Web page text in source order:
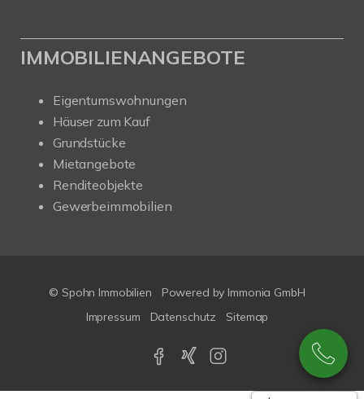
IMMOBILIENANGEBOTE
Eigentumswohnungen
Häuser zum Kauf
Grundstücke
Mietangebote
Renditeobjekte
Gewerbeimmobilien
© Spohn Immobilien Powered by Immonia GmbH
Impressum
Datenschutz Sitemap